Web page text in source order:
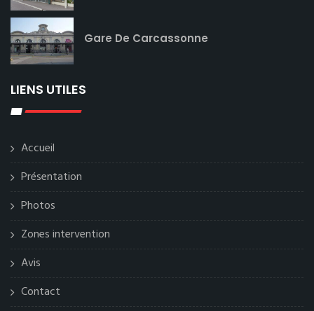
Gare De Carcassonne
LIENS UTILES
Accueil
Présentation
Photos
Zones intervention
Avis
Contact